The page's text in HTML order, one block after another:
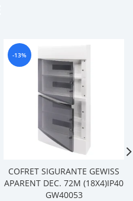
-13%
COFRET SIGURANTE GEWISS
APARENT DEC. 72M (18X4)IP40
GW40053